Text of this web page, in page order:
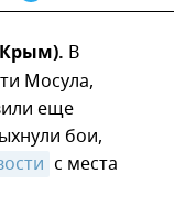
В
Мосула,
еще
бои,
с места